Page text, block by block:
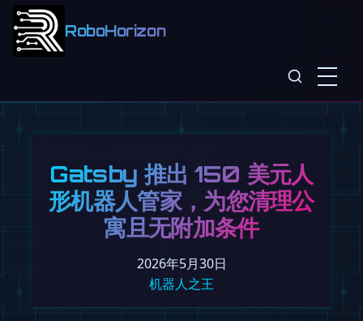
RoboHorizon
Gatsby 推出 150 美元人
形机器人管家，为您清理公
寓且无附加条件
2026年5月30日
机器人之王